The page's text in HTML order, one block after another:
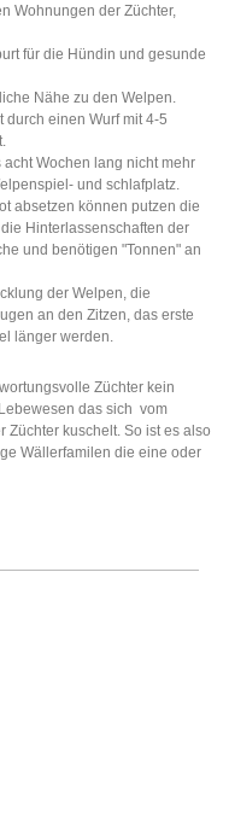
Wohnungen der Züchter,
für die Hündin und gesunde
Nähe zu den Welpen.
einen Wurf mit 4-5
Wochen lang nicht mehr
und schlafplatz.
absetzen können putzen die
Hinterlassenschaften der
und benötigen "Tonnen" an
der Welpen, die
an den Zitzen, das erste
länger werden.
Züchter kein
das sich vom
Züchter kuschelt. So ist es also
Wällerfamilen die eine oder